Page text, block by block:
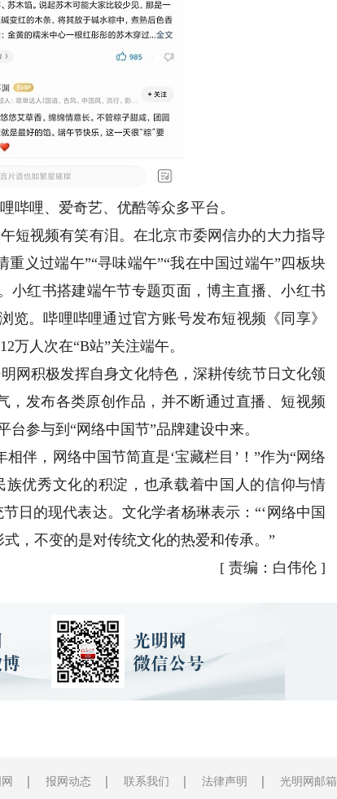
哩、爱奇艺、优酷等众多平台。
视频有笑有泪。在北京市委网信办的大力指导
义过端午”“寻味端午”“我在中国过端午”四板块
小红书搭建端午节专题页面，博主直播、小红书
。哔哩哔哩通过官方账号发布短视频《同享》
万人次在“B站”关注端午。
积极发挥自身文化特色，深耕传统节日文化领
发布各类原创作品，并不断通过直播、短视频
参与到“网络中国节”品牌建设中来。
伴，网络中国节简直是‘宝藏栏目’！”作为“网络
优秀文化的积淀，也承载着中国人的信仰与情
日的现代表达。文化学者杨琳表示：“‘网络中国
，不变的是对传统文化的热爱和传承。”
[ 责编：白伟伦 ]
报网动态 联系我们 法律声明 光明网邮箱